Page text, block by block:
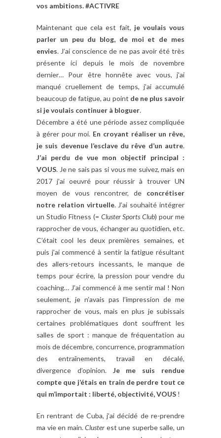
vos ambitions. #ACTIVRE
Maintenant que cela est fait, je voulais vous
parler un peu du blog, de moi et de mes
envies. J’ai conscience de ne pas avoir été très
présente ici depuis le mois de novembre
dernier… Pour être honnête avec vous, j’ai
manqué cruellement de temps, j’ai accumulé
beaucoup de fatigue, au point de ne plus savoir
si je voulais continuer à bloguer.
Décembre a été une période assez compliquée
à gérer pour moi. En croyant réaliser un rêve,
je suis devenue l’esclave du rêve d’un autre.
J’ai perdu de vue mon objectif principal :
VOUS. Je ne sais pas si vous me suivez, mais en
2017 j’ai oeuvré pour réussir à trouver UN
moyen de vous rencontrer, de concrétiser
notre relation virtuelle. J’ai souhaité intégrer
un Studio Fitness (= Cluster Sports Club) pour me
rapprocher de vous, échanger au quotidien, etc.
C’était cool les deux premières semaines, et
puis j’ai commencé à sentir la fatigue résultant
des allers-retours incessants, le manque de
temps pour écrire, la pression pour vendre du
coaching… J’ai commencé à me sentir mal ! Non
seulement, je n’avais pas l’impression de me
rapprocher de vous, mais en plus je subissais
certaines problématiques dont souffrent les
salles de sport : manque de fréquentation au
mois de décembre, concurrence, programmation
des entraînements, travail en décalé,
divergence d’opinion. Je me suis rendue
compte que j’étais en train de perdre tout ce
qui m’importait : liberté, objectivité, VOUS !
En rentrant de Cuba, j’ai décidé de re-prendre
ma vie en main.Cluster est une superbe salle, un